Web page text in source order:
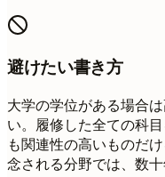
避けたい書き方
大学の学位がある場合
い。履修した全ての科
も関連性の高いものだ
念される分野では、数